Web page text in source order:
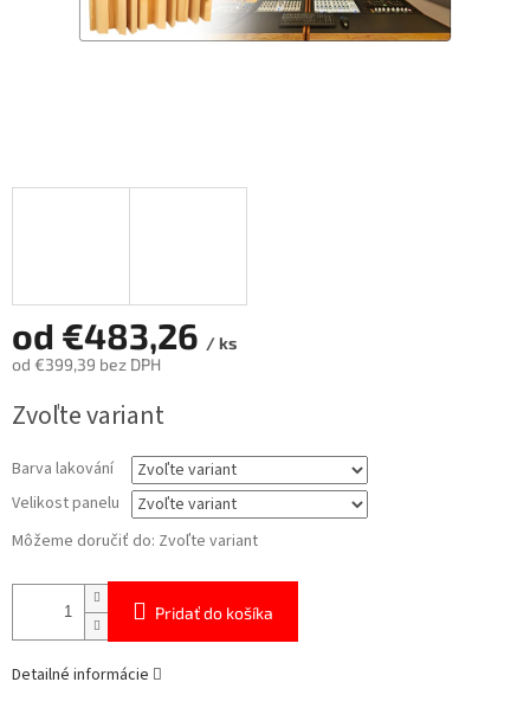
od €483,26 / ks
od €399,39 bez DPH
cena:
Zvoľte variant
Barva lakování
Velikost panelu
Môžeme doručiť do: Zvoľte variant
Pridať do košíka
Detailné informácie